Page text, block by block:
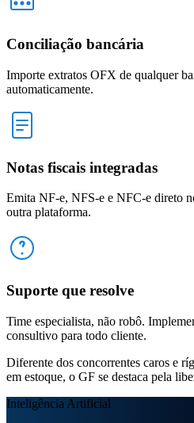
Conciliação bancária
Importe extratos OFX de qualquer
automaticamente.
Notas fiscais integradas
Emita NF-e, NFS-e e NFC-e direto
outra plataforma.
Suporte que resolve
Time especialista, não robô.
consultivo para todo cliente.
Diferente dos concorrentes caros e
em estoque, o GF se destaca pela
Inteligência Artificial